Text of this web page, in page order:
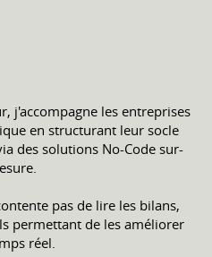
j'accompagne les entreprises
en structurant leur socle
des solutions No-Code sur-
pas de lire les bilans,
permettant de les améliorer
réel.